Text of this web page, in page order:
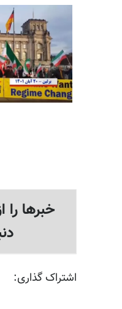
خبرها را
اشتراک گذاری: